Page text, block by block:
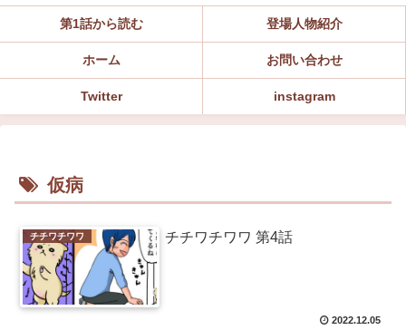
第1話から読む 登場人物紹介
ホーム お問い合わせ
Twitter instagram
仮病
チチワチワワ チチワチワワ 第4話
2022.12.05